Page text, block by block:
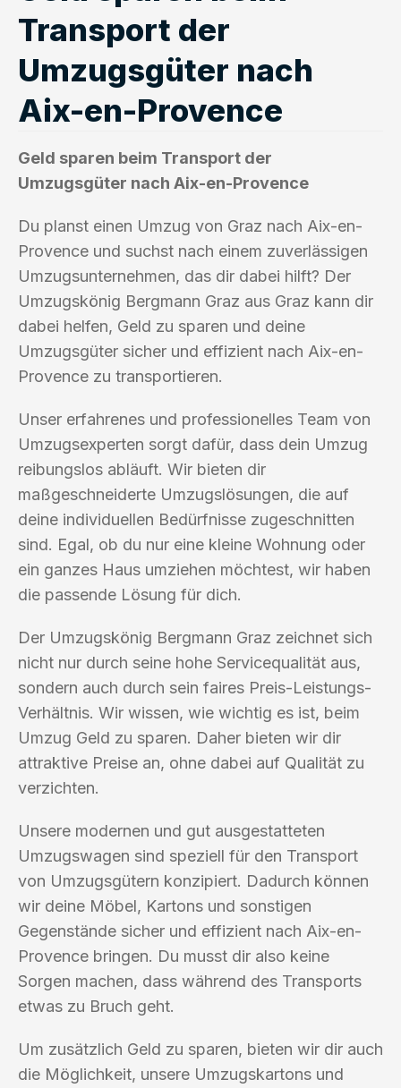
Transport der
Umzugsgüter nach
Aix-en-Provence
Geld sparen beim Transport der
Umzugsgüter nach Aix-en-Provence
Du planst einen Umzug von Graz nach Aix-en-
Provence und suchst nach einem zuverlässigen
Umzugsunternehmen, das dir dabei hilft? Der
Umzugskönig Bergmann Graz aus Graz kann dir
dabei helfen, Geld zu sparen und deine
Umzugsgüter sicher und effizient nach Aix-en-
Provence zu transportieren.
Unser erfahrenes und professionelles Team von
Umzugsexperten sorgt dafür, dass dein Umzug
reibungslos abläuft. Wir bieten dir
maßgeschneiderte Umzugslösungen, die auf
deine individuellen Bedürfnisse zugeschnitten
sind. Egal, ob du nur eine kleine Wohnung oder
ein ganzes Haus umziehen möchtest, wir haben
die passende Lösung für dich.
Der Umzugskönig Bergmann Graz zeichnet sich
nicht nur durch seine hohe Servicequalität aus,
sondern auch durch sein faires Preis-Leistungs-
Verhältnis. Wir wissen, wie wichtig es ist, beim
Umzug Geld zu sparen. Daher bieten wir dir
attraktive Preise an, ohne dabei auf Qualität zu
verzichten.
Unsere modernen und gut ausgestatteten
Umzugswagen sind speziell für den Transport
von Umzugsgütern konzipiert. Dadurch können
wir deine Möbel, Kartons und sonstigen
Gegenstände sicher und effizient nach Aix-en-
Provence bringen. Du musst dir also keine
Sorgen machen, dass während des Transports
etwas zu Bruch geht.
Um zusätzlich Geld zu sparen, bieten wir dir auch
die Möglichkeit, unsere Umzugskartons und